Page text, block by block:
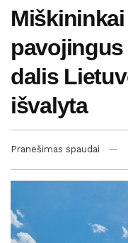
dalis
išvalyta
Pranešimas spaudai